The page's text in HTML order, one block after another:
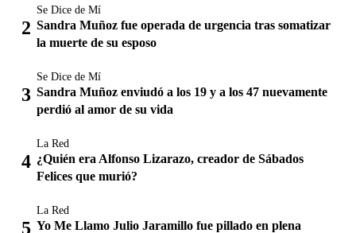
Se Dice de Mí
Sandra Muñoz fue operada de urgencia tras somatizar
la muerte de su esposo
Se Dice de Mí
Sandra Muñoz enviudó a los 19 y a los 47 nuevamente
perdió al amor de su vida
La Red
¿Quién era Alfonso Lizarazo, creador de Sábados
Felices que murió?
La Red
Yo Me Llamo Julio Jaramillo fue pillado en plena